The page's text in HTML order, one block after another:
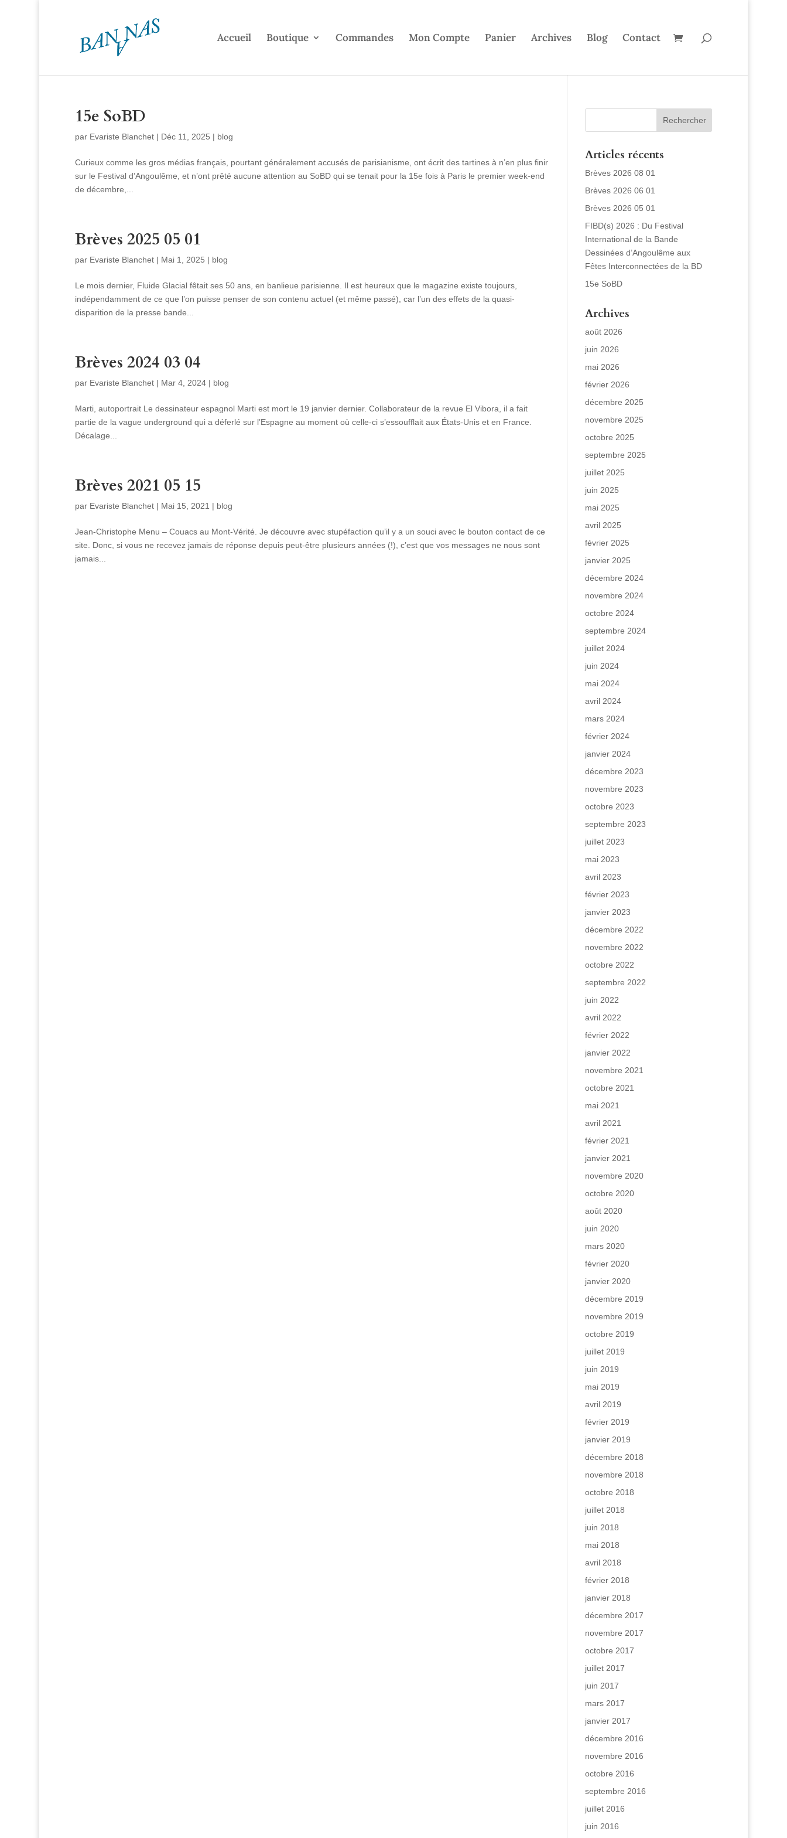
Accueil Boutique Commandes Mon Compte Panier Archives Blog Contact
15e SoBD
par Evariste Blanchet| Déc 11, 2025 | blog
Curieux comme les gros médias français, pourtant généralement accusés de parisianisme, ont écrit des tartines à n’en plus finir
sur le Festival d’Angoulême, et n’ont prêté aucune attention au SoBD qui se tenait pour la 15e fois à Paris le premier week-end
de décembre,...
Brèves 2025 05 01
par Evariste Blanchet| Mai 1, 2025 | blog
Le mois dernier, Fluide Glacial fêtait ses 50 ans, en banlieue parisienne. Il est heureux que le magazine existe toujours,
indépendamment de ce que l’on puisse penser de son contenu actuel (et même passé), car l’un des effets de la quasi-
disparition de la presse bande...
Brèves 2024 03 04
par Evariste Blanchet| Mar 4, 2024| blog
Marti, autoportrait Le dessinateur espagnol Marti est mort le 19 janvier dernier. Collaborateur de la revue El Vibora, il a fait
partie de la vague underground qui a déferlé sur l’Espagne au moment où celle-ci s’essoufflait aux États-Unis et en France.
Décalage...
Brèves 2021 05 15
par Evariste Blanchet| Mai 15, 2021 | blog
Jean-Christophe Menu – Couacs au Mont-Vérité. Je découvre avec stupéfaction qu’il y a un souci avec le bouton contact de ce
site. Donc, si vous ne recevez jamais de réponse depuis peut-être plusieurs années (!), c’est que vos messages ne nous sont
jamais...
Articles récents
Brèves 2026 08 01
Brèves 2026 06 01
Brèves 2026 05 01
FIBD(s) 2026 : Du Festival
International de la Bande
Dessinées d’Angoulême aux
Fêtes Interconnectées de la BD
15e SoBD
Archives
août 2026
juin 2026
mai 2026
février 2026
décembre 2025
novembre 2025
octobre 2025
septembre 2025
juillet 2025
juin 2025
mai 2025
avril 2025
février 2025
janvier 2025
décembre 2024
novembre 2024
octobre 2024
septembre 2024
juillet 2024
juin 2024
mai 2024
avril 2024
mars 2024
février 2024
janvier 2024
décembre 2023
novembre 2023
octobre 2023
septembre 2023
juillet 2023
mai 2023
avril 2023
février 2023
janvier 2023
décembre 2022
novembre 2022
octobre 2022
septembre 2022
juin 2022
avril 2022
février 2022
janvier 2022
novembre 2021
octobre 2021
mai 2021
avril 2021
février 2021
janvier 2021
novembre 2020
octobre 2020
août 2020
juin 2020
mars 2020
février 2020
janvier 2020
décembre 2019
novembre 2019
octobre 2019
juillet 2019
juin 2019
mai 2019
avril 2019
février 2019
janvier 2019
décembre 2018
novembre 2018
octobre 2018
juillet 2018
juin 2018
mai 2018
avril 2018
février 2018
janvier 2018
décembre 2017
novembre 2017
octobre 2017
juillet 2017
juin 2017
mars 2017
janvier 2017
décembre 2016
novembre 2016
octobre 2016
septembre 2016
juillet 2016
juin 2016